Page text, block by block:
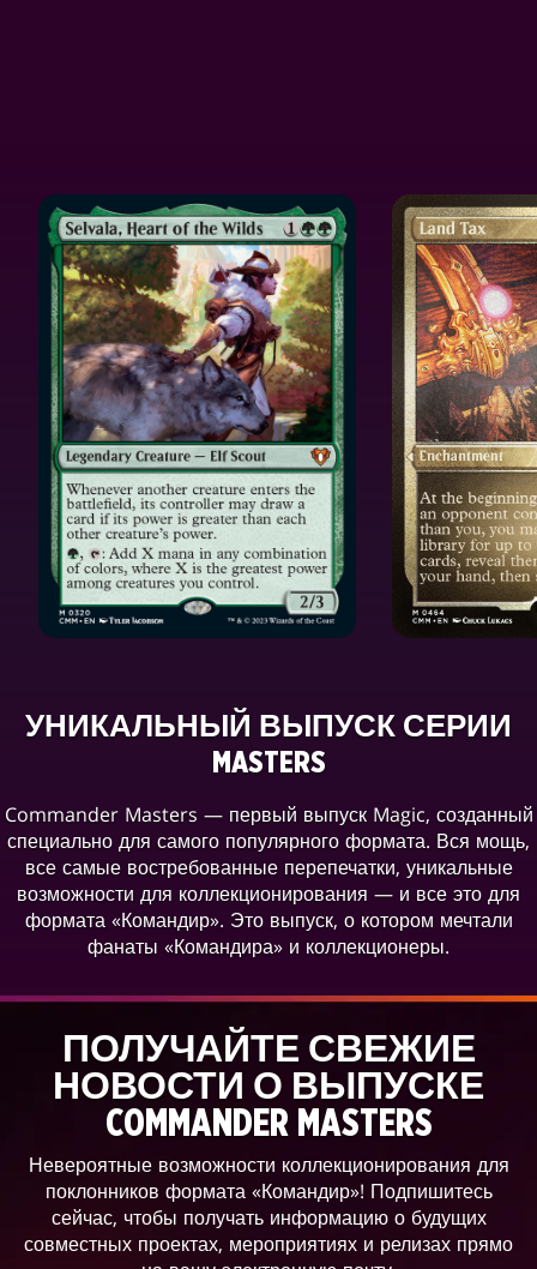
УНИКАЛЬНЫЙ ВЫПУСК СЕРИИ
MASTERS
Commander Masters — первый выпуск Magic, созданный
специально для самого популярного формата. Вся мощь,
все самые востребованные перепечатки, уникальные
возможности для коллекционирования — и все это для
формата «Командир». Это выпуск, о котором мечтали
фанаты «Командира» и коллекционеры.
ПОЛУЧАЙТЕ СВЕЖИЕ
НОВОСТИ О ВЫПУСКЕ
COMMANDER MASTERS
Невероятные возможности коллекционирования для
поклонников формата «Командир»! Подпишитесь
сейчас, чтобы получать информацию о будущих
совместных проектах, мероприятиях и релизах прямо